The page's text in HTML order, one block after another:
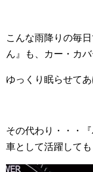
こんな雨降りの毎
ん』も、カー・カ
ゆっくり眠らせて
その代わり・・・
車として活躍しても